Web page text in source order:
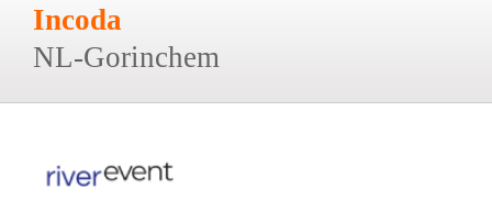
Incoda
NL-Gorinchem